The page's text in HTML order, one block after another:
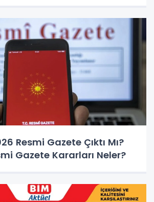
Resmi Gazete Çıktı Mı?
Gazete Kararları Neler?